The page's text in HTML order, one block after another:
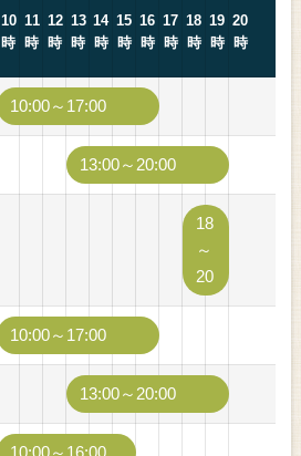
10
時
11
時
12
時
13
時
14
時
15
時
16
時
17
時
18
時
19
時
20
時
10:00～17:00
13:00～20:00
18
～
20
10:00～17:00
13:00～20:00
10:00～16:00